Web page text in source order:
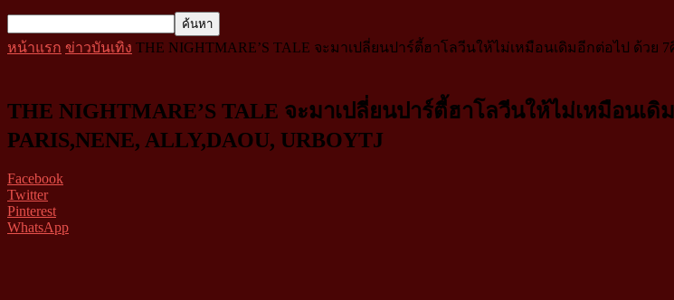
หน้าแรก ข่าวบันเทิง THE NIGHTMARE’S TALE จะมาเปลี่ยนปาร์ตี้ฮาโลวีนให้ไม่เหมือนเดิมอีกต่อไป ด้วย 7
THE NIGHTMARE’S TALE จะมาเปลี่ยนปาร์ตี้ฮาโลวีนให้ไม่เหมือนเ
PARIS,NENE, ALLY,DAOU, URBOYTJ
Facebook
Twitter
Pinterest
WhatsApp